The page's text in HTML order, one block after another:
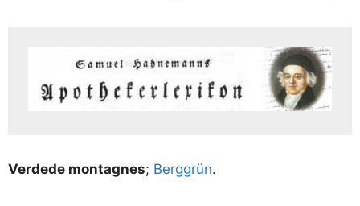
Ver­de­de mon­tagnes; Berg­grün.